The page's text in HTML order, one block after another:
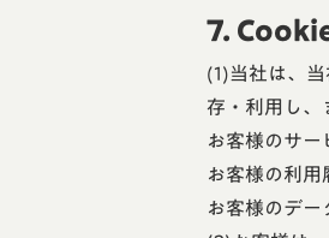
7.
(1)当社は、
存・利用し
お客様のサ
お客様の利
お客様のデ